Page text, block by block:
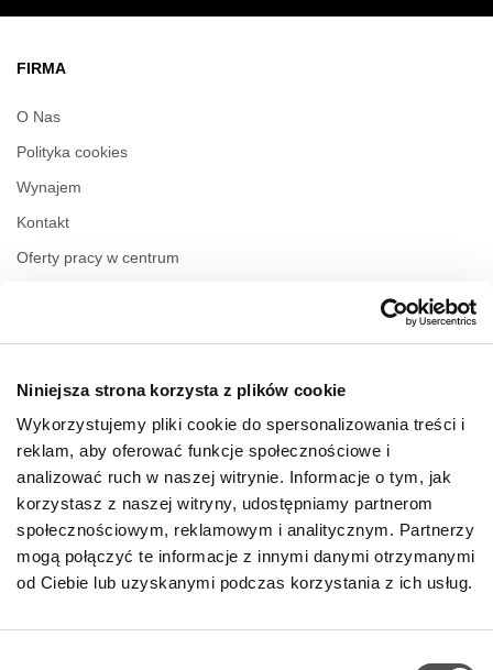
Niniejsza strona korzysta z plików cookie
Wykorzystujemy pliki cookie do spersonalizowania treści i
reklam, aby oferować funkcje społecznościowe i
analizować ruch w naszej witrynie. Informacje o tym, jak
korzystasz z naszej witryny, udostępniamy partnerom
społecznościowym, reklamowym i analitycznym. Partnerzy
mogą połączyć te informacje z innymi danymi otrzymanymi
od Ciebie lub uzyskanymi podczas korzystania z ich usług.
FIRMA
O Nas
Polityka cookies
Wynajem
Kontakt
Oferty pracy w centrum
GODZINY OTWARCIA
Poniedziałek
10:00 - 22:00
Środa
10:00 - 22:00
Czwartek
10:00 - 22:00
Piątek
10:00 - 22:00
Sobota
10:00 - 22:00